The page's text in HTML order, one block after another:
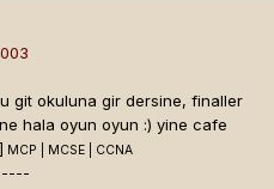
git okuluna gir dersine, finaller
hala oyun oyun :) yine cafe
MCP | MCSE | CCNA